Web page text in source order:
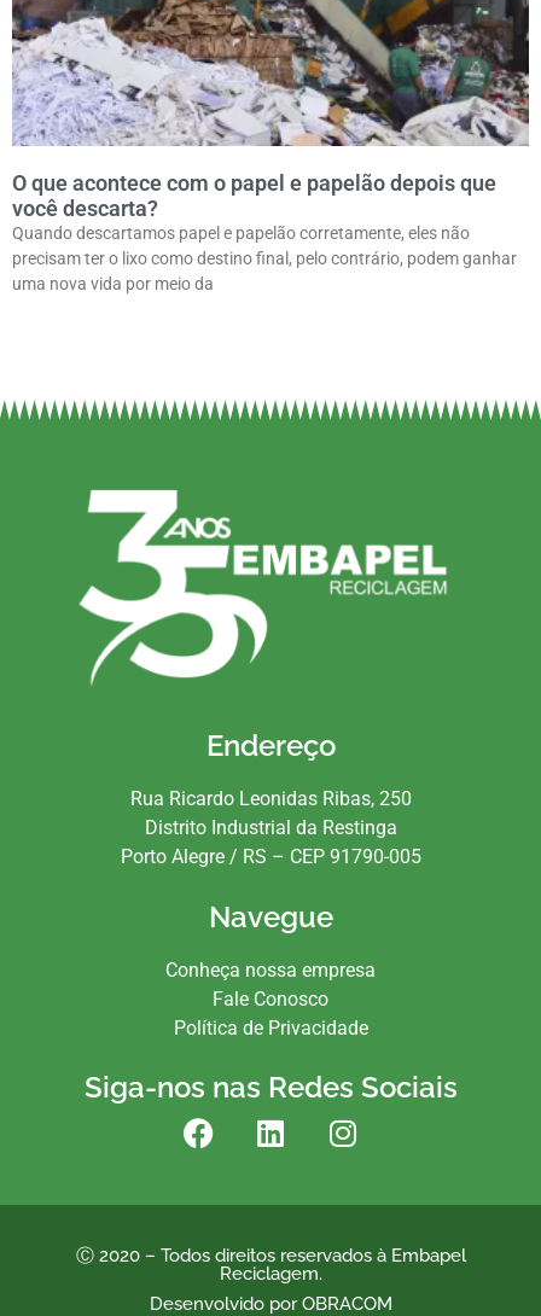
O que acontece com o papel e papelão depois que
você descarta?
Quando descartamos papel e papelão corretamente, eles não
precisam ter o lixo como destino final, pelo contrário, podem ganhar
uma nova vida por meio da
Endereço
Rua Ricardo Leonidas Ribas, 250
Distrito Industrial da Restinga
Porto Alegre / RS – CEP 91790-005
Navegue
Conheça nossa empresa
Fale Conosco
Política de Privacidade
Siga-nos nas Redes Sociais
Ⓒ 2020 – Todos direitos reservados à Embapel
Reciclagem.
Desenvolvido por OBRACOM